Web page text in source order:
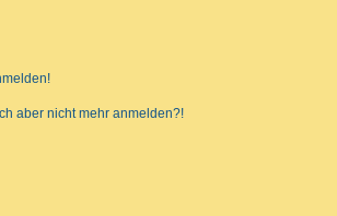
aber nicht mehr anmelden?!